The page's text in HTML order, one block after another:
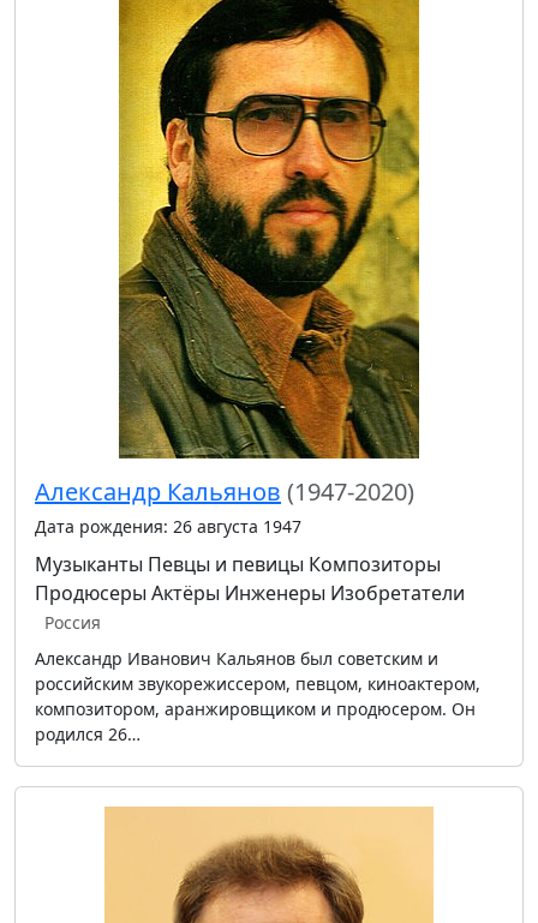
Александр Кальянов (1947-2020)
Дата рождения: 26 августа 1947
Музыканты Певцы и певицы Композиторы
Продюсеры Актёры Инженеры Изобретатели
Россия
Александр Иванович Кальянов был советским и
российским звукорежиссером, певцом, киноактером,
композитором, аранжировщиком и продюсером. Он
родился 26…